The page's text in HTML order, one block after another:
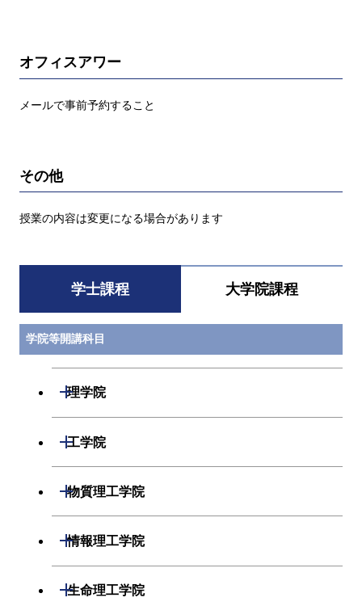
オフィスアワー
メールで事前予約すること
その他
授業の内容は変更になる場合があります
学士課程 大学院課程
学院等開講科目
理学院
開閉
化学系
初年次専門科目
工学院
開閉
機械系
電気電子系
物質理工学院
開閉
材料系
情報理工学院
開閉
数理・計算科学系
生命理工学院
開閉